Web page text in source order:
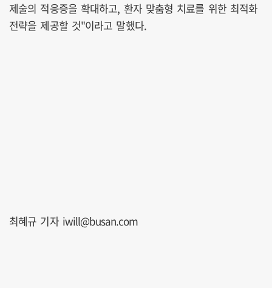
제술의 적응증을 확대하고, 환자 맞춤형 치료를 위한 최적화
전략을 제공할 것"이라고 말했다.
최혜규 기자 iwill@busan.com